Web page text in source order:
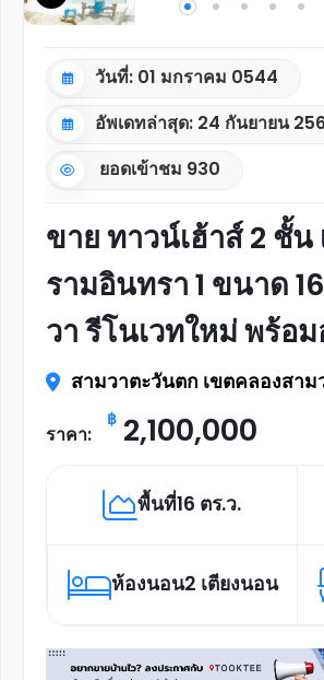
วันที่: 01 มกราคม 0544
อัพเดทล่าสุด: 24 กันยายน
ยอดเข้าชม 930
ขาย ทาวน์เฮ้าส์ 2 ชั้น
รามอินทรา 1 ขนาด
วา รีโนเวทใหม่ พร้อ
สามวาตะวันตก เขตคลองสาม
กรุงเทพมหานคร 10510
ราคา:
฿ 2,100,000
พื้นที่16 ตร.ว.
ห้องนอน2 เตียงนอน